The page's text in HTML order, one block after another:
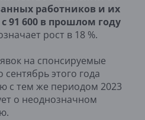
работников и их
91 600 в прошлом году
рост в 18 %.
на спонсируемые
этого года
с тем же периодом 2023
о неоднозначном